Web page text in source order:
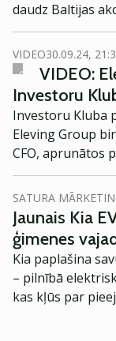
daudz Baltijas
pozīcijas, lai
pēc kārtas.
VIDEO30.09.24,
VIDEO:
Investoru
Investoru Kluba
Eleving Group
CFO, aprunātos
SATURA
Jaunais Kia
ģimenes
Kia paplašina
– pilnībā
kas kļūs par